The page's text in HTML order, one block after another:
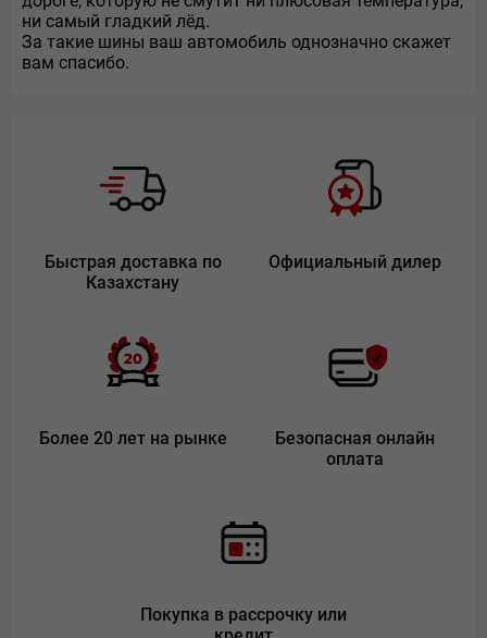
ни самый гладкий лёд.
За такие шины ваш автомобиль однозначно скажет
вам спасибо.
Быстрая доставка по
Казахстану
Официальный дилер
Более 20 лет на рынке
Безопасная онлайн
оплата
Покупка в рассрочку или